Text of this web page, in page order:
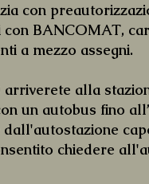
con
BANCOMAT,
a mezzo assegni.
alla
un autobus fino
chiedere